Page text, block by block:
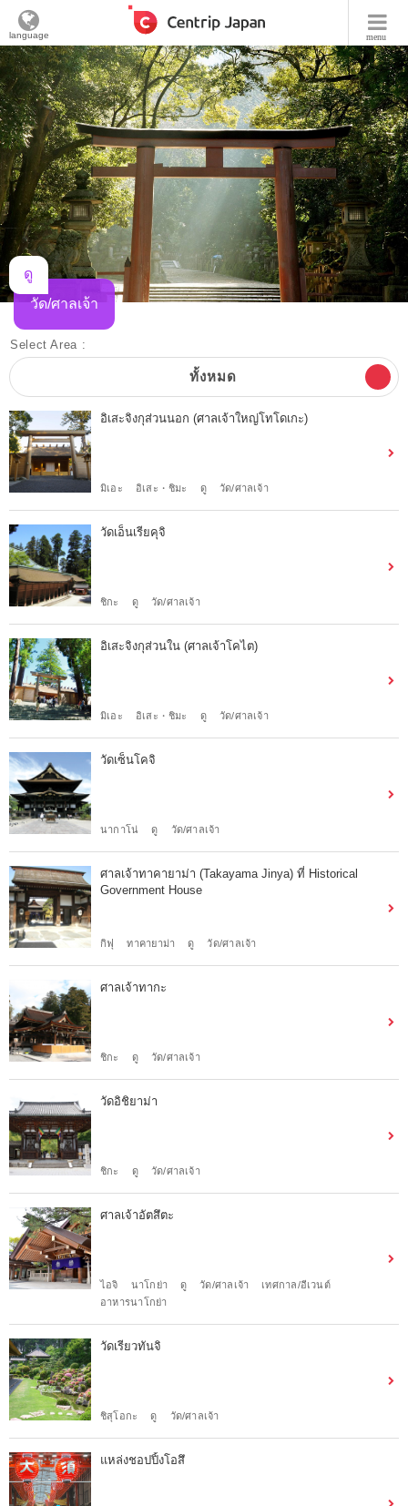
menu
language
ดู
วัด/ศาลเจ้า
Select Area :
ทั้งหมด
อิเสะจิงกุส่วนนอก (ศาลเจ้าใหญ่โทโดเกะ)
มิเอะ อิเสะ・ชิมะ ดู วัด/ศาลเจ้า
วัดเอ็นเรียคุจิ
ชิกะ ดู วัด/ศาลเจ้า
อิเสะจิงกุส่วนใน (ศาลเจ้าโคไต)
มิเอะ อิเสะ・ชิมะ ดู วัด/ศาลเจ้า
วัดเซ็นโคจิ
นากาโน่ ดู วัด/ศาลเจ้า
ศาลเจ้าทาคายาม่า (Takayama Jinya) ที่ Historical
Government House
กิฟุ ทาคายาม่า ดู วัด/ศาลเจ้า
ศาลเจ้าทากะ
ชิกะ ดู วัด/ศาลเจ้า
วัดอิชิยาม่า
ชิกะ ดู วัด/ศาลเจ้า
ศาลเจ้าอัตสึตะ
ไอจิ นาโกย่า ดู วัด/ศาลเจ้า
เทศกาล/อีเวนต์
อาหารนาโกย่า
วัดเรียวทันจิ
ชิสุโอกะ ดู วัด/ศาลเจ้า
แหล่งชอปปิ้งโอสึ